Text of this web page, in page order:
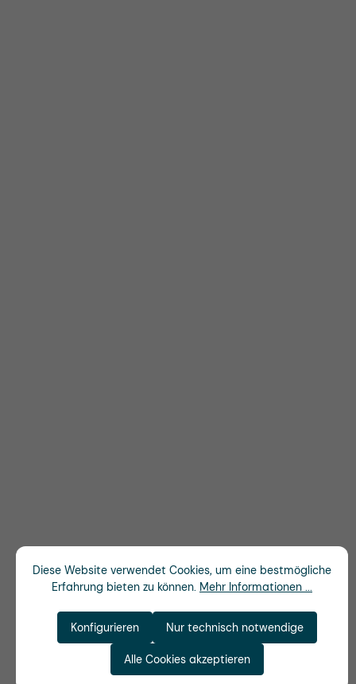
Diese Website verwendet Cookies, um eine bestmögliche
Erfahrung bieten zu können. Mehr Informationen ...
Nur technisch notwendige
Konfigurieren
Alle Cookies akzeptieren